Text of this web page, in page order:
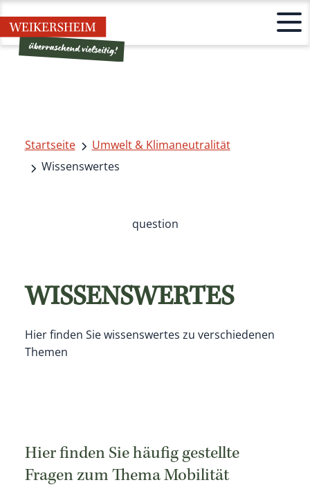
Startseite
Umwelt & Klimaneutralität
Wissenswertes
WISSENSWERTES
Hier finden Sie wissenswertes zu verschiedenen
Themen
question
Hier finden Sie häufig gestellte
Fragen zum Thema Mobilität